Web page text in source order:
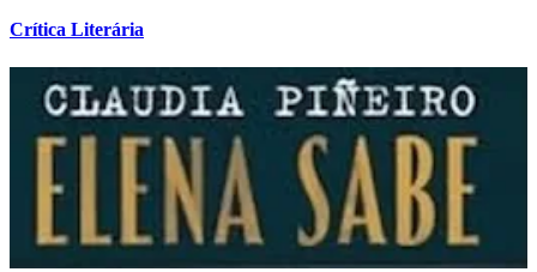
Crítica Literária